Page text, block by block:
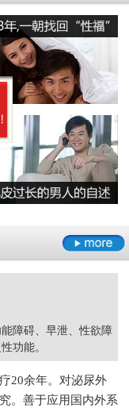
勃起障碍
男科检查囊肿
膀胱炎
呢
障碍、早泄、性欲障
功能。
20余年。对泌尿外
。善于应用国内外系